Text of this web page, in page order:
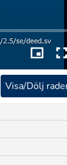
Visa/Dölj